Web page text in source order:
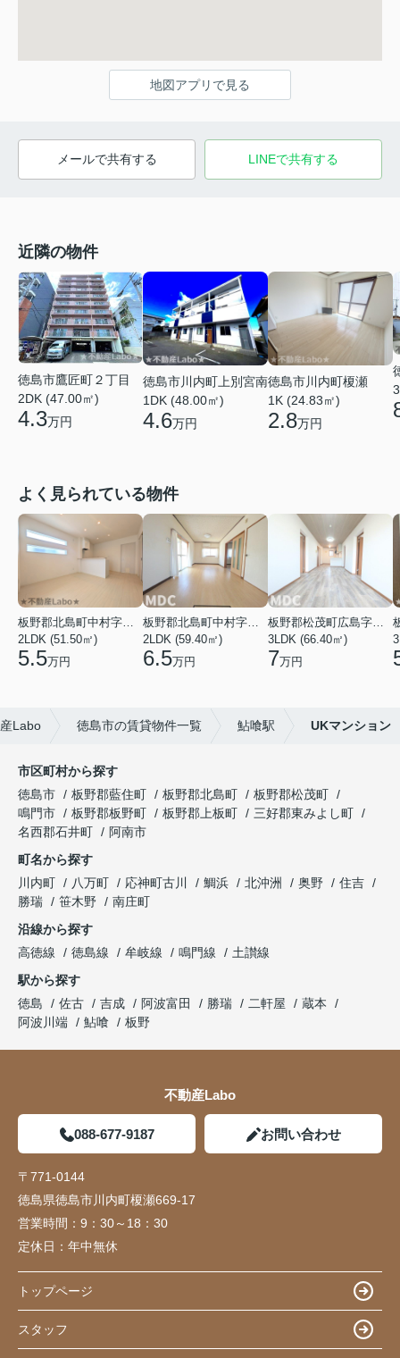
地図アプリで見る
メールで共有する LINEで共有する
近隣の物件
徳島市鷹匠町２丁目
2DK (47.00㎡)
4.3万円
徳島市川内町上別宮南
1DK (48.00㎡)
4.6万円
徳島市川内町榎瀬
1K (24.83㎡)
2.8万円
よく見られている物件
板野郡北島町中村字東堤ノ内
2LDK (51.50㎡)
5.5万円
板野郡北島町中村字本須
2LDK (59.40㎡)
6.5万円
板野郡松茂町広島字南ハリ
3LDK (66.40㎡)
7万円
Labo 徳島市の賃貸物件一覧 鮎喰駅 UKマンション
市区町村から探す
徳島市
板野郡藍住町 板野郡北島町
板野郡松茂町
鳴門市
板野郡板野町 板野郡上板町
三好郡東みよし町
名西郡石井町
阿南市
町名から探す
川内町
八万町 応神町古川 鯛浜 北沖洲 奥野
住吉
勝瑞
笹木野
南庄町
沿線から探す
高徳線
徳島線 牟岐線 鳴門線
土讃線
駅から探す
徳島
佐古 吉成 阿波富田 勝瑞 二軒屋
蔵本
阿波川端
鮎喰 板野
不動産Labo
088-677-9187 お問い合わせ
〒771-0144
徳島県徳島市川内町榎瀬669-17
営業時間： 9：30～18：30
定休日： 年中無休
トップページ
スタッフ